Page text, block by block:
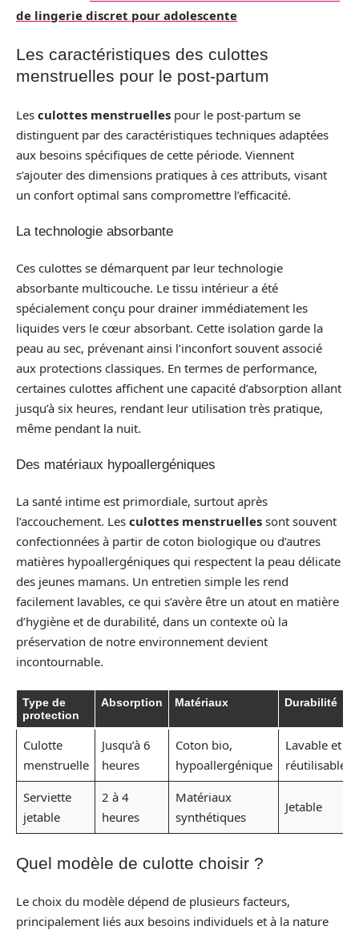
de lingerie discret pour adolescente
Les caractéristiques des culottes
menstruelles pour le post-partum
Les culottes menstruelles pour le post-partum se
distinguent par des caractéristiques techniques adaptées
aux besoins spécifiques de cette période. Viennent
s’ajouter des dimensions pratiques à ces attributs, visant
un confort optimal sans compromettre l’efficacité.
La technologie absorbante
Ces culottes se démarquent par leur technologie
absorbante multicouche. Le tissu intérieur a été
spécialement conçu pour drainer immédiatement les
liquides vers le cœur absorbant. Cette isolation garde la
peau au sec, prévenant ainsi l’inconfort souvent associé
aux protections classiques. En termes de performance,
certaines culottes affichent une capacité d’absorption allant
jusqu’à six heures, rendant leur utilisation très pratique,
même pendant la nuit.
Des matériaux hypoallergéniques
La santé intime est primordiale, surtout après
l’accouchement. Les culottes menstruelles sont souvent
confectionnées à partir de coton biologique ou d’autres
matières hypoallergéniques qui respectent la peau délicate
des jeunes mamans. Un entretien simple les rend
facilement lavables, ce qui s’avère être un atout en matière
d’hygiène et de durabilité, dans un contexte où la
préservation de notre environnement devient
incontournable.
Type de
protection
Absorption Matériaux Durabilité
Culotte
menstruelle
Jusqu’à 6
heures
Coton bio,
hypoallergénique
Lavable et
réutilisable
Serviette
jetable
2 à 4
heures
Matériaux
synthétiques
Jetable
Quel modèle de culotte choisir ?
Le choix du modèle dépend de plusieurs facteurs,
principalement liés aux besoins individuels et à la nature